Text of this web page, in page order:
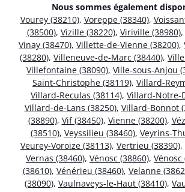
Nous sommes également
Vourey (38210), Voreppe (38340),
(38500), Vizille (38220), Viriville (38980),
Vinay (38470), Villette-de-Vienne (38200),
(38280), Villeneuve-de-Marc (38440),
Villefontaine (38090), Ville-sous-Anjou
Saint-Christophe (38119), Villard-
Villard-Reculas (38114), Villard-Notre-
Villard-de-Lans (38250), Villard-Bonnot
(38890), Vif (38450), Vienne (38200),
(38510), Veyssilieu (38460), Veyrins-
Veurey-Voroize (38113), Vertrieu (38390),
Vernas (38460), Vénosc (38860), Vénosc
(38610), Vénérieu (38460), Velanne
(38090), Vaulnaveys-le-Haut (38410),